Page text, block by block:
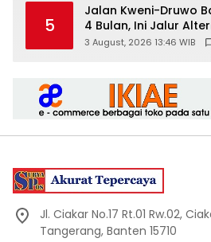
5
Jalan Kweni-Druwo
4 Bulan, Ini Jalur
Pengendara
3 August, 2026 13:46 WIB
Jl. Ciakar No.17 Rt.01 Rw.02,
Tangerang, Banten 15710